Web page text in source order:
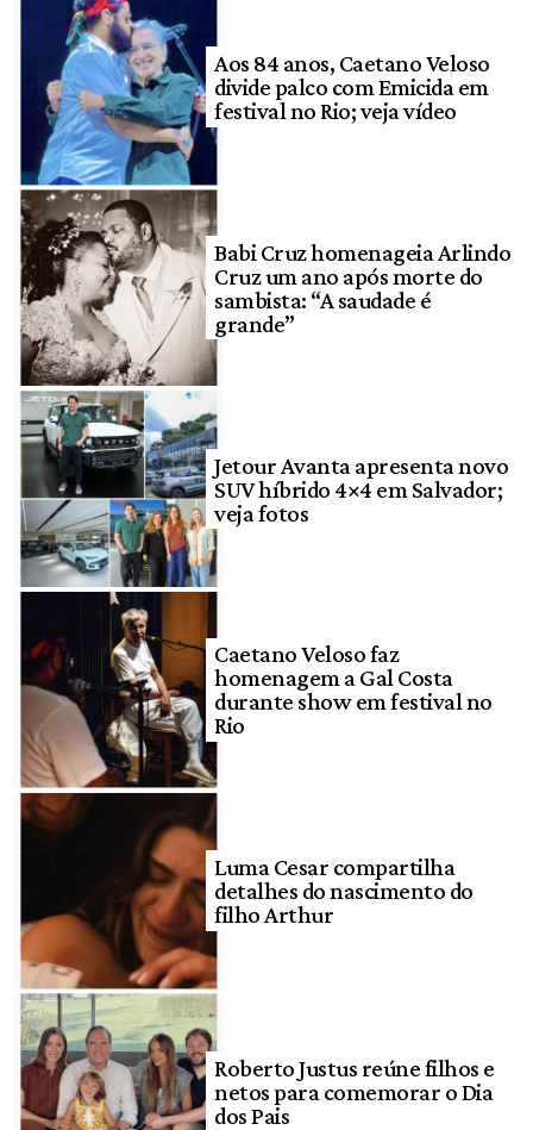
Aos 84 anos, Caetano Veloso
divide palco com Emicida em
festival no Rio; veja vídeo
Babi Cruz homenageia Arlindo
Cruz um ano após morte do
sambista: “A saudade é
grande”
Jetour Avanta apresenta novo
SUV híbrido 4×4 em Salvador;
veja fotos
Caetano Veloso faz
homenagem a Gal Costa
durante show em festival no
Rio
Luma Cesar compartilha
detalhes do nascimento do
filho Arthur
Roberto Justus reúne filhos e
netos para comemorar o Dia
dos Pais